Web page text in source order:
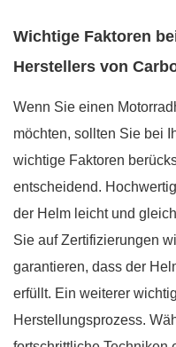
Wichtige Faktoren
Herstellers von
Wenn Sie einen
möchten, sollten Sie bei
wichtige Faktoren
entscheidend.
der Helm leicht und
Sie auf Zertifizierungen
garantieren, dass der
erfüllt. Ein weiterer
Herstellungsprozess.